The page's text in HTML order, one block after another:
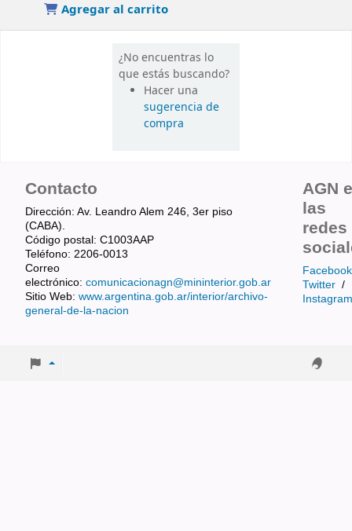
Agregar al carrito
¿No encuentras lo
que estás buscando?
Hacer una
sugerencia de
compra
Contacto
Dirección: Av. Leandro Alem 246, 3er piso
(CABA).
Código postal: C1003AAP
Teléfono: 2206-0013
Correo
electrónico: comunicacionagn@mininterior.gob.ar
Sitio Web: www.argentina.gob.ar/interior/archivo-
general-de-la-nacion
AGN
las
redes
Facebook
Twitter /
Instagram